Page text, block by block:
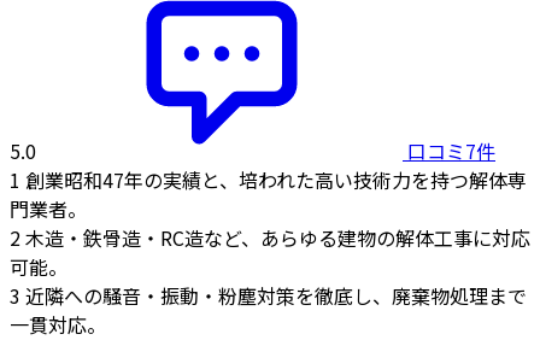
5.0
口コミ7件
1 創業昭和47年の実績と、培われた高い技術力を持つ解体専
門業者。
2木造・鉄骨造・RC造など、あらゆる建物の解体工事に対応
可能。
3 近隣への騒音・振動・粉塵対策を徹底し、廃棄物処理まで
一貫対応。